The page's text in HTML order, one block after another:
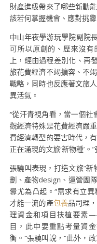
財產進級帶來了哪些新動
該若何掌握機會、應對挑釁
中山年夜學游玩學院副院
可所以原創的、歷來沒有
上，經由過程差別化、再
旅花費經濟不竭擴容、不
戰略，同時也反應著文旅
異活氣。
“從汗青視角看，當一個社
觀經濟特殊是花費經濟嚴
費經濟轉型的要害時代，
正在涌現的文旅‘新物種’。
張驍叫表現，打造文旅“
劃、產物design、運營團
釁尤為凸起。“需求有立
才能一流的產包養品司理
理資金和項目扶植要
目，此中要重點考量資
衡。”張驍叫說，“此外，